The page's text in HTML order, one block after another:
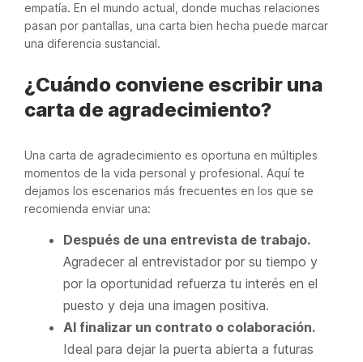
empatía. En el mundo actual, donde muchas relaciones
pasan por pantallas, una carta bien hecha puede marcar
una diferencia sustancial.
¿Cuándo conviene escribir una
carta de agradecimiento?
Una carta de agradecimiento es oportuna en múltiples
momentos de la vida personal y profesional. Aquí te
dejamos los escenarios más frecuentes en los que se
recomienda enviar una:
Después de una entrevista de trabajo.
Agradecer al entrevistador por su tiempo y
por la oportunidad refuerza tu interés en el
puesto y deja una imagen positiva.
Al finalizar un contrato o colaboración.
Ideal para dejar la puerta abierta a futuras